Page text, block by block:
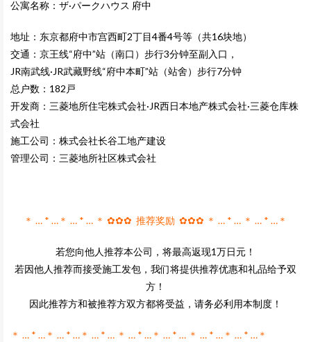
公寓名称：ザ·パークハウス 府中
地址：东京都府中市宫西町2丁目4番4号等（共16块地）
交通：京王线“府中”站（南口）步行3分钟至副入口，
JR南武线·JR武藏野线“府中本町”站（站舍）步行7分钟
总户数：182戸
开发商：三菱地所住宅株式会社·JR西日本地产株式会社·三菱仓库株
式会社
施工公司：株式会社长谷工地产建设
管理公司：三菱地所社区株式会社
＊ … * …＊ … * … ＊ ✿✿✿ 推荐奖励 ✿✿✿ ＊ … * … ＊ … * …＊
若您向他人推荐本公司，将最高返现1万日元！
若因他人推荐而接受施工发包，我们将提供推荐优惠和礼品给予双
方！
因此推荐方和被推荐方双方都将受益，请务必利用本制度！
＊ … * …＊ … * …＊ … * … ＊ … * …＊ … * … ＊ … * …＊ … * …＊